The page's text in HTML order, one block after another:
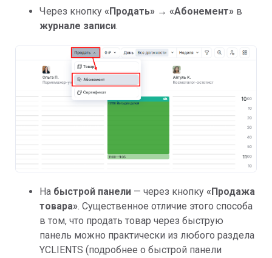
Через кнопку «Продать» → «Абонемент» в
журнале записи.
На быстрой панели — через кнопку «Продажа
товара». Существенное отличие этого способа
в том, что продать товар через быструю
панель можно практически из любого раздела
YCLIENTS (подробнее о быстрой панели